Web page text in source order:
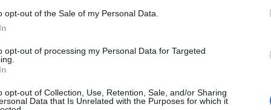
opt-out of the Sale of my Personal Data.
opt-out of processing my Personal Data for Targeted
opt-out of Collection, Use, Retention, Sale, and/or Sharing
Data that Is Unrelated with the Purposes for which it
την παραγωγή, την τεχνολογική
και τη βιώσιμη μετάβαση.
είχαν τη δυνατότητα να
προοπτικές συνεργασίας και να
δυναμική και απαιτητική αγορά.